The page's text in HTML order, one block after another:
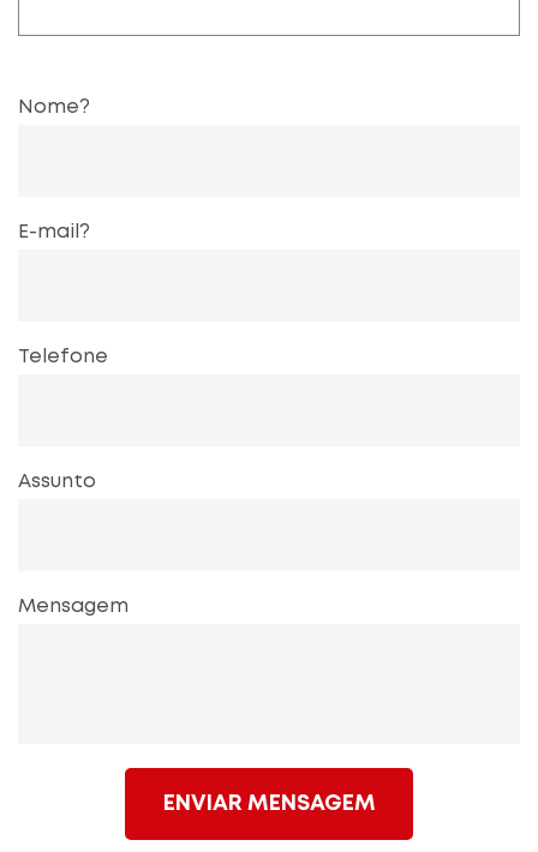
Nome?
E-mail?
Telefone
Assunto
Mensagem
ENVIAR MENSAGEM